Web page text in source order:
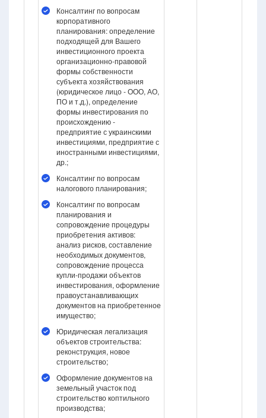
Консалтинг по вопросам
корпоративного
планирования: определение
подходящей для Вашего
инвестиционного проекта
организационно-правовой
формы собственности
субъекта хозяйствования
(юридическое лицо - ООО, АО,
ПО и т.д.), определение
формы инвестирования по
происхождению -
предприятие с украинскими
инвестициями, предприятие с
иностранными инвестициями,
др.;
Консалтинг по вопросам
налогового планирования;
Консалтинг по вопросам
планирования и
сопровождение процедуры
приобретения активов:
анализ рисков, составление
необходимых документов,
сопровождение процесса
купли-продажи объектов
инвестирования, оформление
правоустанавливающих
документов на приобретенное
имущество;
Юридическая легализация
объектов строительства:
реконструкция, новое
строительство;
Оформление документов на
земельный участок под
строительство коптильного
производства;